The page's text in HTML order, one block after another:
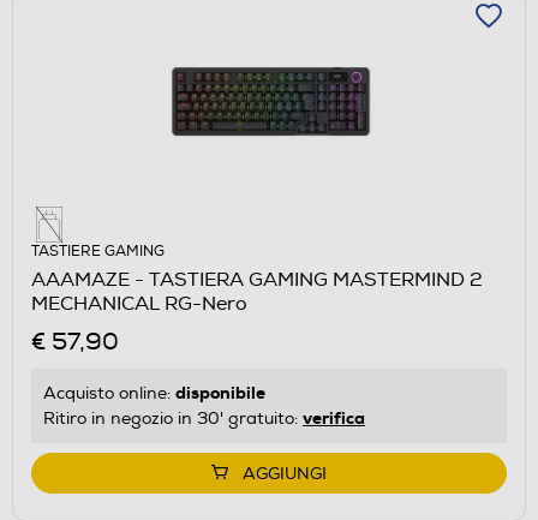
TASTIERE GAMING
AAAMAZE - TASTIERA GAMING MASTERMIND 2
MECHANICAL RG-Nero
€ 57,90
Acquisto online: disponibile
Ritiro in negozio in 30' gratuito: verifica
AGGIUNGI